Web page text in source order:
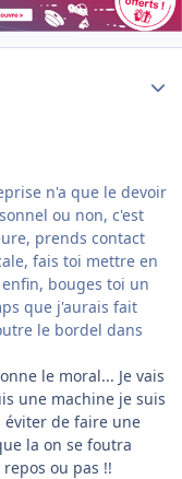
n'a que le devoir
ou non, c'est
prends contact
fais toi mettre en
bouges toi un
que j'aurais fait
le bordel dans
le moral... Je vais
une machine je suis
éviter de faire une
la on se foutra
ou pas !!